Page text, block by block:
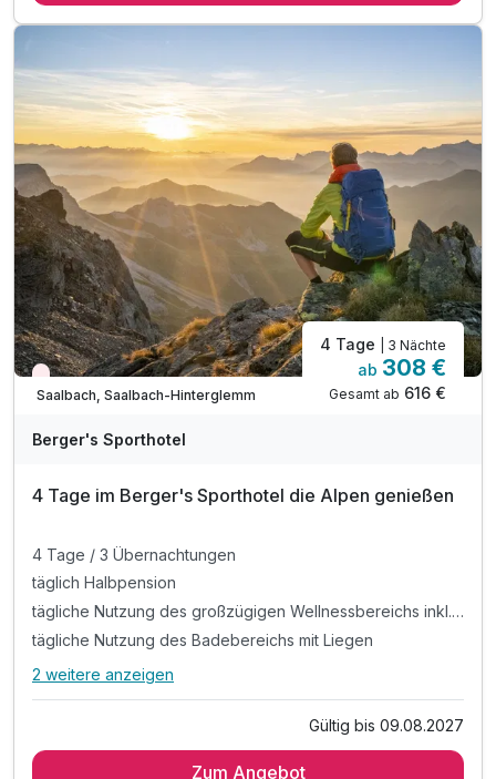
tägliche Nutzung des Badebereichs mit Liegen
Nutzung der Seilbahnen, Minigolfanlagen und weitere
Ermäßigungen im Rahmen der "JOKER CARD"
WLAN-Nutzung
Nur noch Restplätze
Saalbach, Saalbach-Hinterglemm
4 Tage | 3 Nächte
ab 308 €
Gesamt ab 616 €
Berger's Sporthotel
4 Tage im Berger's Sporthotel die Alpen genießen
4 Tage / 3 Übernachtungen
täglich Halbpension
tägliche Nutzung des großzügigen Wellnessbereichs inkl. Sauna. Erlebnisdusche und Dampfbad
tägliche Nutzung des Badebereichs mit Liegen
Alle Inklusivleistungen
2 weitere anzeigen
Gültig bis 09.08.2027
Zum Angebot